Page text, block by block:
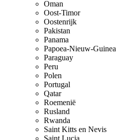
Oman
Oost-Timor
Oostenrijk
Pakistan
Panama
Papoea-Nieuw-Guinea
Paraguay
Peru
Polen
Portugal
Qatar
Roemenië
Rusland
Rwanda
Saint Kitts en Nevis
Saint Lucia